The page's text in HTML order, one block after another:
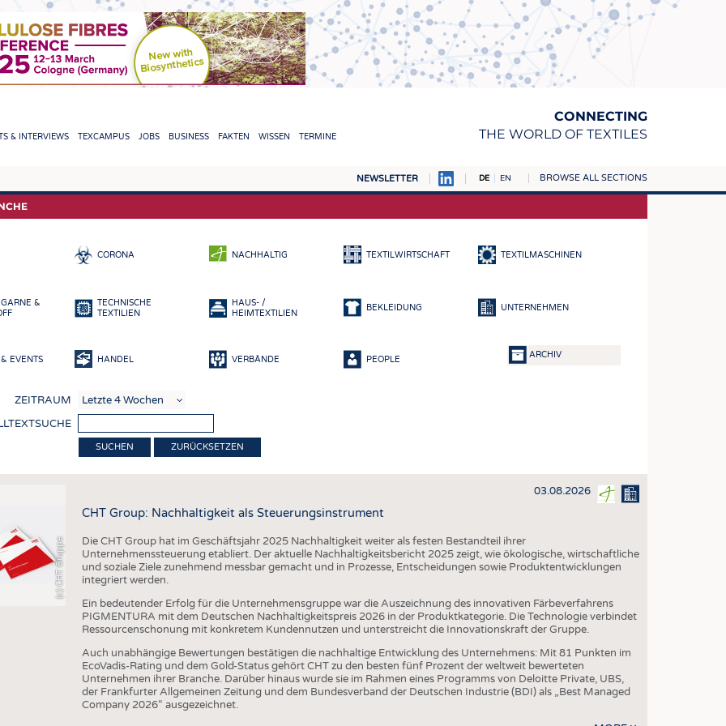
CONNECTING
THE WORLD OF TEXTILES
& INTERVIEWS TEXCAMPUS JOBS BUSINESS FAKTEN WISSEN TERMINE
NEWSLETTER DE EN BROWSE ALL SECTIONS
TEXTILE LEADERSHIP FASERN
GEWEBE
VLIESSTOFFE
NACHHALTIGKEIT
KREISLAUFWIRTSCHAFT
TECHNISCHE TEXTILIEN
SMART TEXTILES
MEDIZIN
HAUS- UND HEIMTEXTILIEN
BEKLEIDUNG
CORONA NACHHALTIG TEXTILWIRTSCHAFT TEXTILMASCHINEN
&
TECHNISCHE
TEXTILIEN
HAUS- /
HEIMTEXTILIEN
BEKLEIDUNG UNTERNEHMEN
EVENTS HANDEL VERBÄNDE PEOPLE ARCHIV
ZEITRAUM
ZURÜCKSETZEN
(c) CHT Gruppe
03.08.2026
CHT Group: Nachhaltigkeit als Steuerungsinstrument
Die CHT Group hat im Geschäftsjahr 2025 Nachhaltigkeit weiter als festen Bestandteil ihrer
Unternehmenssteuerung etabliert. Der aktuelle Nachhaltigkeitsbericht 2025 zeigt, wie ökologische, wirtschaftliche
und soziale Ziele zunehmend messbar gemacht und in Prozesse, Entscheidungen sowie Produktentwicklungen
integriert werden.
Ein bedeutender Erfolg für die Unternehmensgruppe war die Auszeichnung des innovativen Färbeverfahrens
PIGMENTURA mit dem Deutschen Nachhaltigkeitspreis 2026 in der Produktkategorie. Die Technologie verbindet
Ressourcenschonung mit konkretem Kundennutzen und unterstreicht die Innovationskraft der Gruppe.
Auch unabhängige Bewertungen bestätigen die nachhaltige Entwicklung des Unternehmens: Mit 81 Punkten im
EcoVadis-Rating und dem Gold-Status gehört CHT zu den besten fünf Prozent der weltweit bewerteten
Unternehmen ihrer Branche. Darüber hinaus wurde sie im Rahmen eines Programms von Deloitte Private, UBS,
der Frankfurter Allgemeinen Zeitung und dem Bundesverband der Deutschen Industrie (BDI) als „Best Managed
Company 2026“ ausgezeichnet.